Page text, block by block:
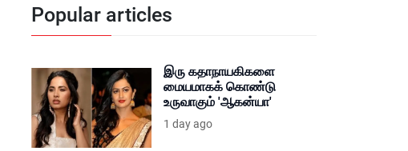
Popular articles
இரு கதாநாயகிகளை
மையமாகக் கொண்டு
உருவாகும் 'ஆகன்யா'
1 day ago